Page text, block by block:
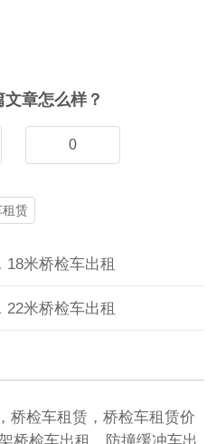
章怎么样？
0
租赁
米桥检车出租
米桥检车出租
桥检车租赁，桥检车租赁价